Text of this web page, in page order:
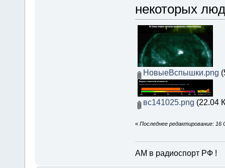
некоторых
НовыеВспышки.png
вс141025.png (22.04
« Последнее редактирование:
АМ в радиоспорт РФ !